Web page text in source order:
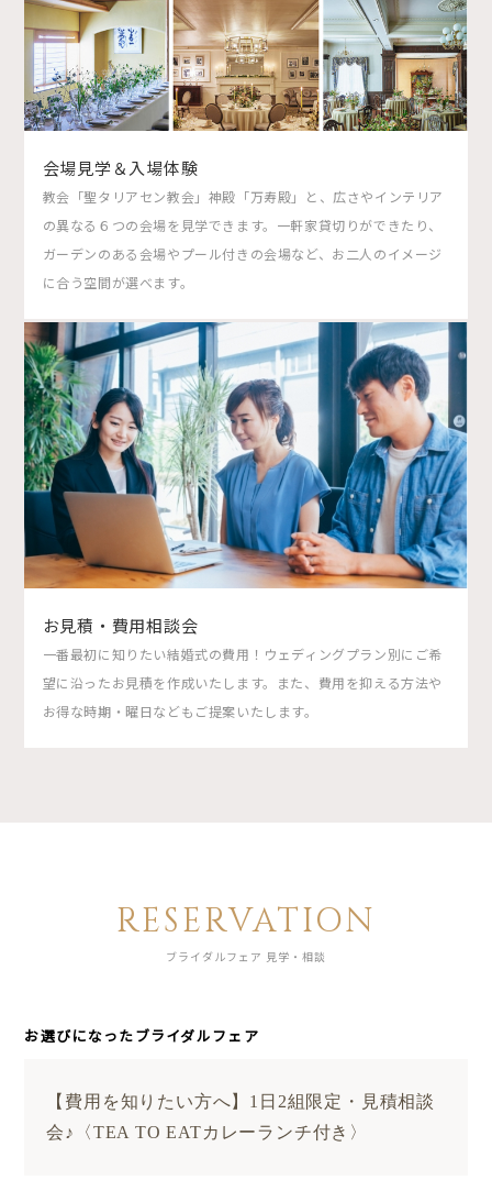
会場見学＆入場体験
教会「聖タリアセン教会」神殿「万寿殿」と、広さやインテリア
の異なる６つの会場を見学できます。一軒家貸切りができたり、
ガーデンのある会場やプール付きの会場など、お二人のイメージ
に合う空間が選べます。
お見積・費用相談会
一番最初に知りたい結婚式の費用！ウェディングプラン別にご希
望に沿ったお見積を作成いたします。また、費用を抑える方法や
お得な時期・曜日などもご提案いたします。
RESERVATION
ブライダルフェア 見学・相談
お選びになったブライダルフェア
【費用を知りたい方へ】1日2組限定・見積相談
会♪〈TEA TO EATカレーランチ付き〉